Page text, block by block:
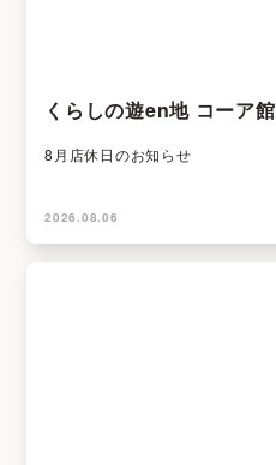
くらしの遊en地 コーア館
8月店休日のお知らせ
2026.08.06